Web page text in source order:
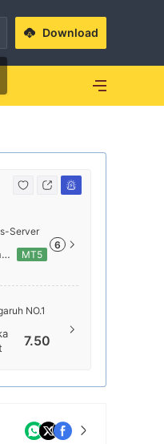
Download
Server
Kerajaan Inggris MT5
6
NO.1
7.50